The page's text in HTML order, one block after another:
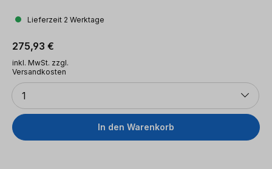
Lieferzeit 2 Werktage
Regulärer Preis:
275,93 €
inkl. MwSt. zzgl.
Versandkosten
Anzahl
1
In den Warenkorb